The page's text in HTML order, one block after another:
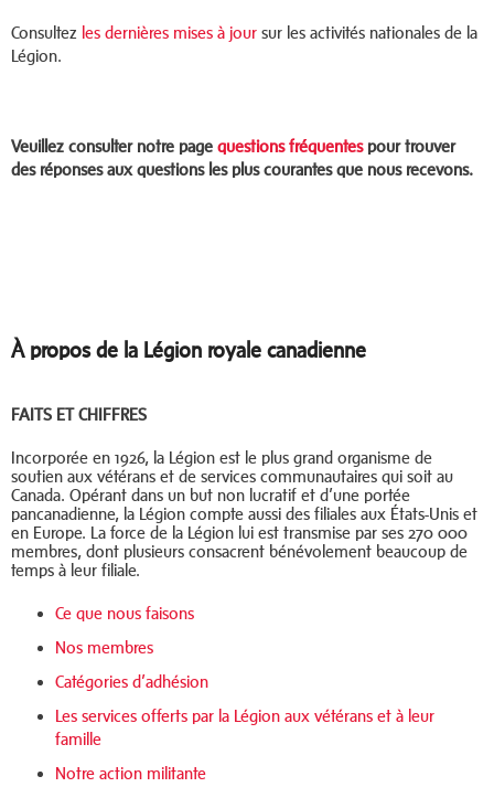
Consultez les dernières mises à jour sur les activités nationales de la
Légion.
Veuillez consulter notre page questions fréquentespour trouver
des réponses aux questions les plus courantes que nous recevons.
À propos de la Légion royale canadienne
FAITS ET CHIFFRES
Incorporée en 1926, la Légion est le plus grand organisme de
soutien aux vétérans et de services communautaires qui soit au
Canada. Opérant dans un but non lucratif et d’une portée
pancanadienne, la Légion compte aussi des filiales aux États-Unis et
en Europe. La force de la Légion lui est transmise par ses 270 000
membres, dont plusieurs consacrent bénévolement beaucoup de
temps à leur filiale.
Ce que nous faisons
Nos membres
Catégories d’adhésion
Les services offerts par la Légion aux vétérans et à leur
famille
Notre action militante